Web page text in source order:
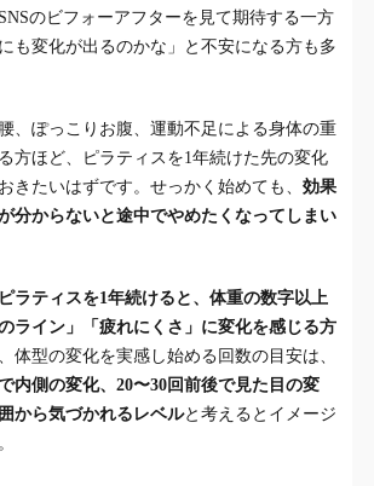
のビフォーアフターを見て期待する一方
も変化が出るのかな」と不安になる方も多
、ぽっこりお腹、運動不足による身体の重
方ほど、ピラティスを1年続けた先の変化
きたいはずです。せっかく始めても、効果
分からないと途中でやめたくなってしまい
ピラティスを1年続けると、体重の数字以上
ライン」「疲れにくさ」に変化を感じる方
体型の変化を実感し始める回数の目安は、
内側の変化、20〜30回前後で見た目の変
から気づかれるレベルと考えるとイメージ